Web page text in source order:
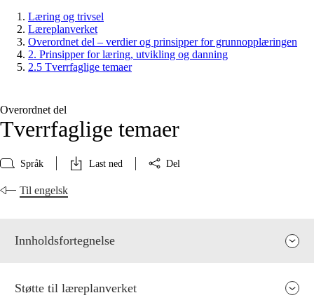
Læring og trivsel
Læreplanverket
Overordnet del – verdier og prinsipper for grunnopplæringen
2. Prinsipper for læring, utvikling og danning
2.5 Tverrfaglige temaer
Overordnet del
Tverrfaglige temaer
Språk Last ned Del
Til engelsk
Innholdsfortegnelse
Støtte til læreplanverket